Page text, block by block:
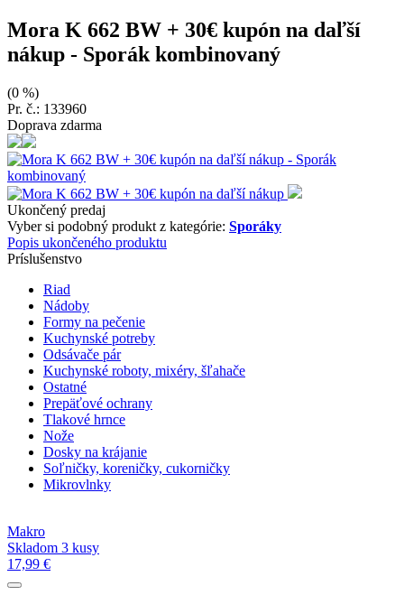
Mora K 662 BW + 30€ kupón na daľší
nákup - Sporák kombinovaný
(0 %)
Pr. č.: 133960
Doprava zdarma
Ukončený predaj
Vyber si podobný produkt z kategórie: Sporáky
Popis ukončeného produktu
Príslušenstvo
Riad
Nádoby
Formy na pečenie
Kuchynské potreby
Odsávače pár
Kuchynské roboty, mixéry, šľahače
Ostatné
Prepäťové ochrany
Tlakové hrnce
Nože
Dosky na krájanie
Soľničky, koreničky, cukorničky
Mikrovlnky
Makro
Skladom 3 kusy
17,99 €